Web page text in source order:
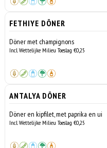
FETHIYE DÖNER
Döner met champignons
Incl. Wettelijke Milieu Toeslag €0,25
ANTALYA DÖNER
Döner en kipfilet, met paprika en ui
Incl. Wettelijke Milieu Toeslag €0,25